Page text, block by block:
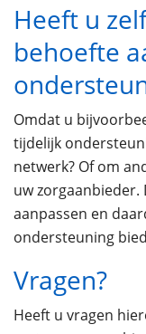
Heeft u
behoefte
Omdat u
tijdelijk
netwerk? Of om
uw zorgaanbieder.
aanpassen en
ondersteuning
Vragen?
Heeft u vragen